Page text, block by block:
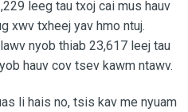
leeg tau txoj cai mus hauv
xwv txheej yav hmo ntuj.
nyob thiab 23,617 leej tau
hauv cov tsev kawm ntawv.
li hais no, tsis kav me nyuam